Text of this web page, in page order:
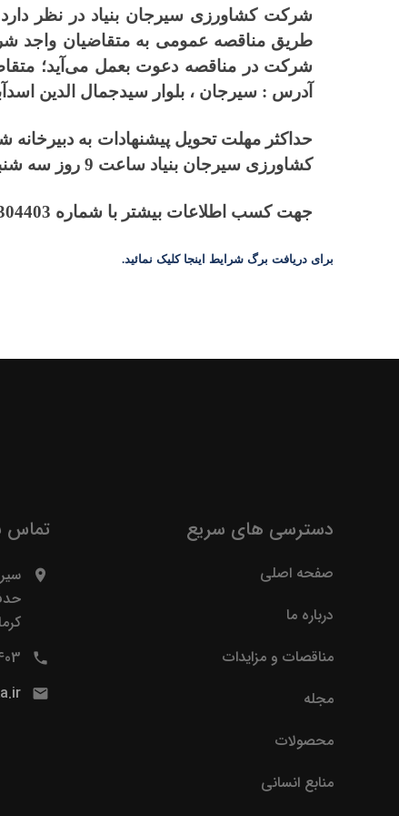
شرکت کشاورزی سیرجان بنیاد در نظر دارد
طریق مناقصه عمومی به متقاضیان واجد
شرکت در مناقصه دعوت بعمل می‌آید؛
آدرس : سیرجان ، بلوار سیدجمال الدین
حداکثر مهلت تحویل پیشنهادات به
کشاورزی سیرجان بنیاد ساعت 9 روز سه شنبه 11/03/1400و زمان برگزاری مناقصه ساعت 9 روز چهارشنبه مورخ 12/03/1400 می باشد.
جهت کسب اطلاعات بیشتر با شماره 42304403-034 واحد بازرگانی و شماره همراه 09127607822 کارشناس بازرگانی شرکت تماس حاصل نمائید.
برای دریافت برگ شرایط اینجا کلیک نمائید.
دسترسی های سریع
صفحه اصلی
درباره ما
مناقصات و مزایدات
مجله
محصولات
منابع انسانی
تماس